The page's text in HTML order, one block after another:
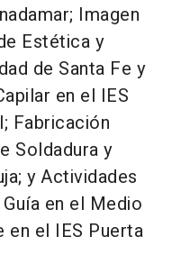
Imagen
Estética y
de Santa Fe y
en el IES
Fabricación
Soldadura y
y Actividades
en el Medio
en el IES Puerta